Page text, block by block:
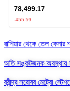
রাশিয়ার থেকে তেল
অতি সঙ্কটজনক অবস্থায়
রবীন্দ্র সরোবর মেট্রো